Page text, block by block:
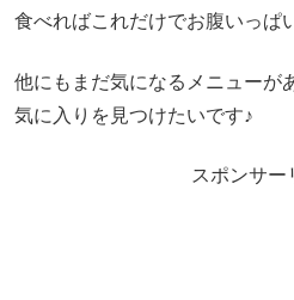
食べればこれだけでお腹いっぱ
他にもまだ気になるメニューが
気に入りを見つけたいです♪
スポンサー